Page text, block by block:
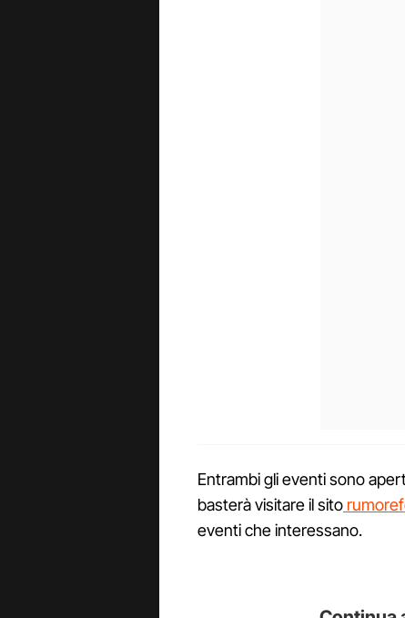
Entrambi gli eventi sono
basterà visitare il sito
eventi che interessano.